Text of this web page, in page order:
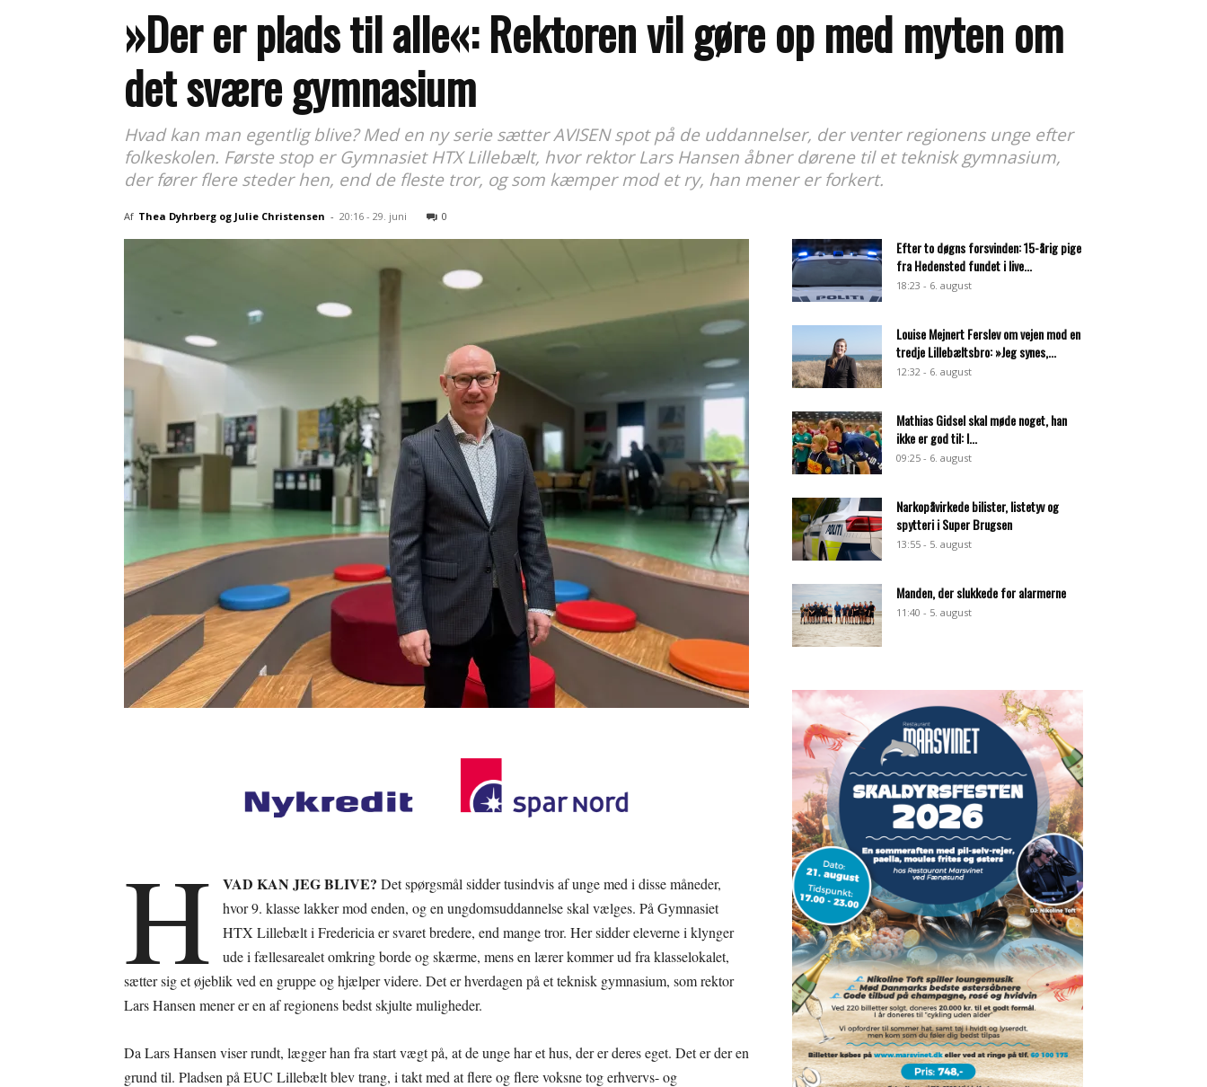
»Der er plads til alle«: Rektoren vil gøre op med myten om
det svære gymnasium
Hvad kan man egentlig blive? Med en ny serie sætter AVISEN spot på de uddannelser, der venter regionens unge efter
folkeskolen. Første stop er Gymnasiet HTX Lillebælt, hvor rektor Lars Hansen åbner dørene til et teknisk gymnasium,
der fører flere steder hen, end de fleste tror, og som kæmper mod et ry, han mener er forkert.
Af Thea Dyhrberg og Julie Christensen - 20:16 - 29. juni 0
H VAD KAN JEG BLIVE? Det spørgsmål sidder tusindvis af unge med i disse måneder,
hvor 9. klasse lakker mod enden, og en ungdomsuddannelse skal vælges. På Gymnasiet
HTX Lillebælt i Fredericia er svaret bredere, end mange tror. Her sidder eleverne i klynger
ude i fællesarealet omkring borde og skærme, mens en lærer kommer ud fra klasselokalet,
sætter sig et øjeblik ved en gruppe og hjælper videre. Det er hverdagen på et teknisk gymnasium, som rektor
Lars Hansen mener er en af regionens bedst skjulte muligheder.
Da Lars Hansen viser rundt, lægger han fra start vægt på, at de unge har et hus, der er deres eget. Det er der en
grund til. Pladsen på EUC Lillebælt blev trang, i takt med at flere og flere voksne tog erhvervs- og
Efter to døgns forsvinden: 15-årig pige
fra Hedensted fundet i live...
18:23 - 6. august
Louise Mejnert Ferslev om vejen mod en
tredje Lillebæltsbro: »Jeg synes,...
12:32 - 6. august
Mathias Gidsel skal møde noget, han
ikke er god til: I...
09:25 - 6. august
Narkopåvirkede bilister, listetyv og
spytteri i Super Brugsen
13:55 - 5. august
Manden, der slukkede for alarmerne
11:40 - 5. august